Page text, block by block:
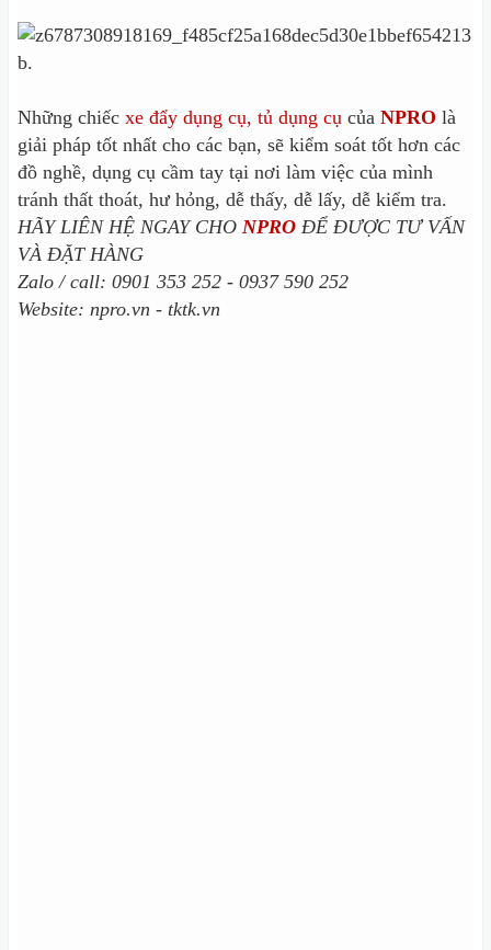
Những chiếc xe đẩy dụng cụ, tủ dụng cụ của NPRO là
giải pháp tốt nhất cho các bạn, sẽ kiểm soát tốt hơn các
đồ nghề, dụng cụ cầm tay tại nơi làm việc của mình
tránh thất thoát, hư hỏng, dễ thấy, dễ lấy, dễ kiểm tra.
HÃY LIÊN HỆ NGAY CHO NPRO ĐỂ ĐƯỢC TƯ VẤN
VÀ ĐẶT HÀNG
Zalo / call: 0901 353 252 - 0937 590 252
Website: npro.vn - tktk.vn